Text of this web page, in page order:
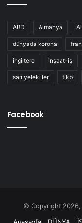
ABD Almanya
dünyada korona
ingiltere inşaat-iş
sarı yelekliler tikb
Facebook
© Copyright 2026,
Anasayfa
DÜNYA